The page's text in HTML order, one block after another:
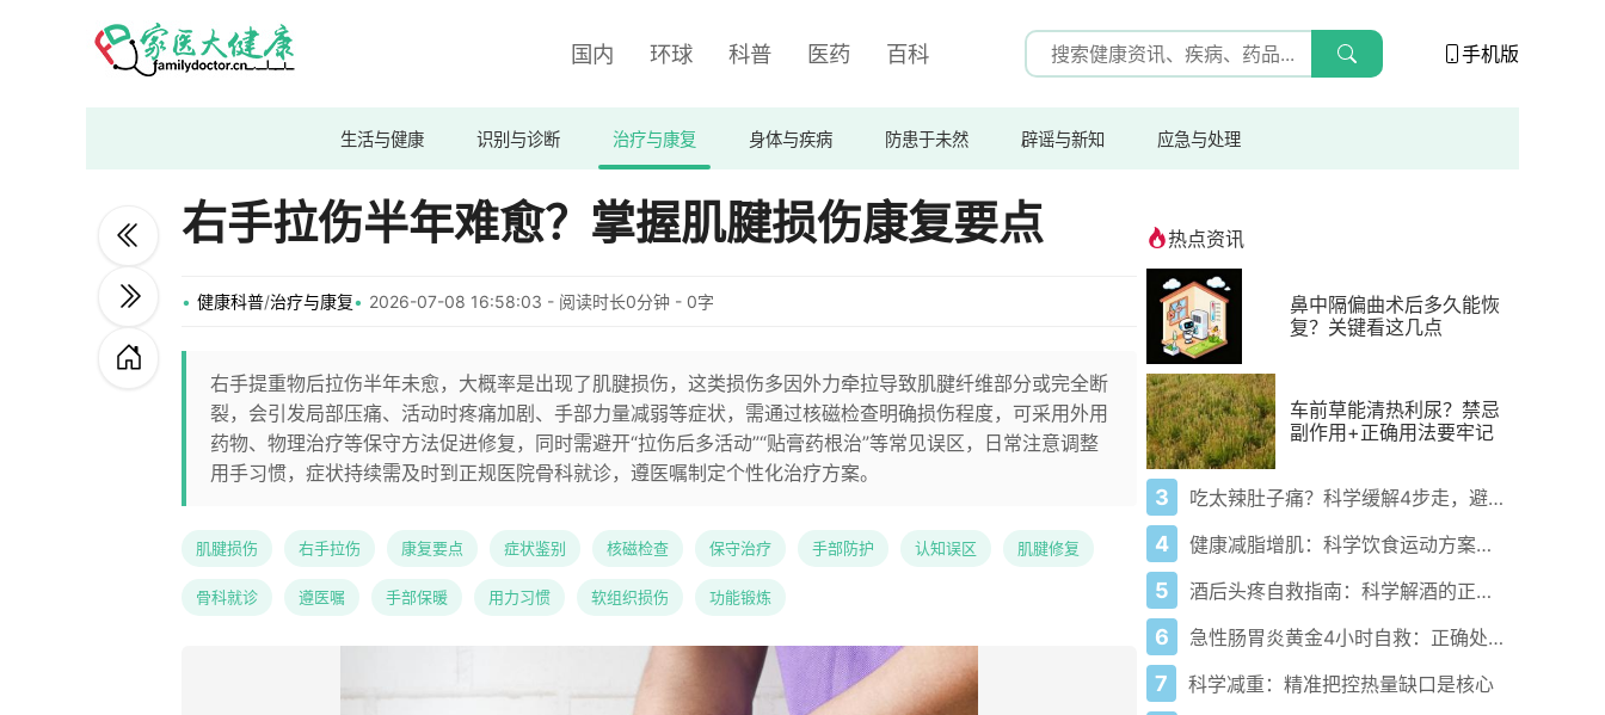
国内 环球 科普 医药 百科 手机版
生活与健康 识别与诊断 治疗与康复 身体与疾病 防患于未然 辟谣与新知 应急与处理
右手拉伤半年难愈？掌握肌腱损伤康复要点
健康科普/治疗与康复 2026-07-08 16:58:03 - 阅读时长0分钟 - 0字
右手提重物后拉伤半年未愈，大概率是出现了肌腱损伤，这类损伤多因外力牵拉导致肌腱纤维部分或完全断
裂，会引发局部压痛、活动时疼痛加剧、手部力量减弱等症状，需通过核磁检查明确损伤程度，可采用外用
药物、物理治疗等保守方法促进修复，同时需避开“拉伤后多活动”“贴膏药根治”等常见误区，日常注意调整
用手习惯，症状持续需及时到正规医院骨科就诊，遵医嘱制定个性化治疗方案。
肌腱损伤 右手拉伤 康复要点 症状鉴别 核磁检查 保守治疗 手部防护 认知误区 肌腱修复
骨科就诊 遵医嘱 手部保暖 用力习惯 软组织损伤 功能锻炼
热点资讯
鼻中隔偏曲术后多久能恢
复？关键看这几点
车前草能清热利尿？禁忌
副作用+正确用法要牢记
3 吃太辣肚子痛？科学缓解4步走，避免“辣出胃炎”
4 健康减脂增肌：科学饮食运动方案，助你高效达成目标
5 酒后头疼自救指南：科学解酒的正确打开方式
6 急性肠胃炎黄金4小时自救：正确处置与误区避坑关键
7 科学减重：精准把控热量缺口是核心